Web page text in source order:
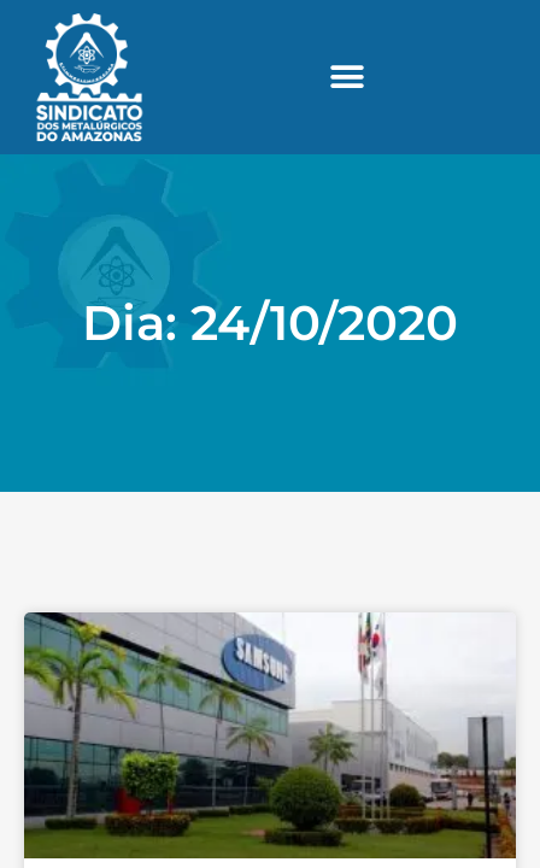
Dia: 24/10/2020